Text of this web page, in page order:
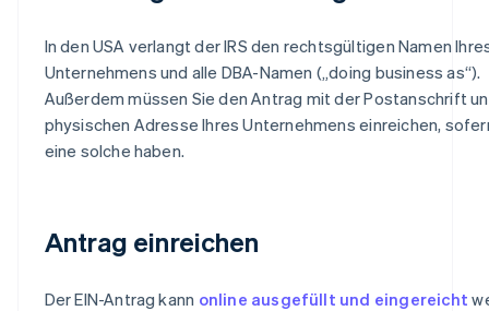
In den USA verlangt der IRS den rechtsgültigen Namen
Unternehmens und alle DBA-Namen („doing business as“).
Außerdem müssen Sie den Antrag mit der Postanschrift
physischen Adresse Ihres Unternehmens einreichen,
eine solche haben.
Antrag einreichen
Der EIN-Antrag kann online ausgefüllt und eingereicht